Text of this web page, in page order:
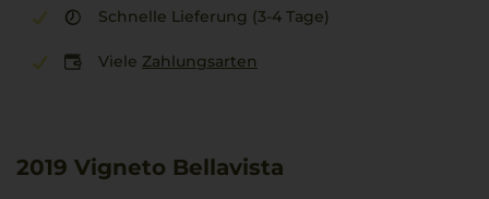
Schnelle Lieferung (3-4 Tage)
Viele Zahlungsarten
2019 Vigneto Bellavista